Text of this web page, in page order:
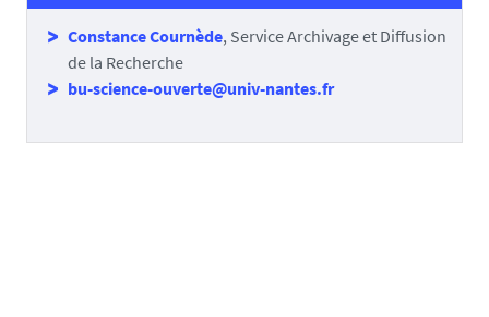
Constance Cournède, Service Archivage et Diffusion
de la Recherche
bu-science-ouverte@univ-nantes.fr